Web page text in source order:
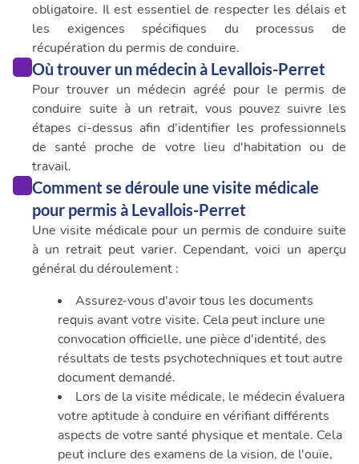
obligatoire. Il est essentiel de respecter les délais et
les exigences spécifiques du processus de
récupération du permis de conduire.
Où trouver un médecin à Levallois-Perret
Pour trouver un médecin agréé pour le permis de
conduire suite à un retrait, vous pouvez suivre les
étapes ci-dessus afin d'identifier les professionnels
de santé proche de votre lieu d'habitation ou de
travail.
Comment se déroule une visite médicale
pour permis à Levallois-Perret
Une visite médicale pour un permis de conduire suite
à un retrait peut varier. Cependant, voici un aperçu
général du déroulement :
Assurez-vous d'avoir tous les documents
requis avant votre visite. Cela peut inclure une
convocation officielle, une pièce d'identité, des
résultats de tests psychotechniques et tout autre
document demandé.
Lors de la visite médicale, le médecin évaluera
votre aptitude à conduire en vérifiant différents
aspects de votre santé physique et mentale. Cela
peut inclure des examens de la vision, de l'ouïe,